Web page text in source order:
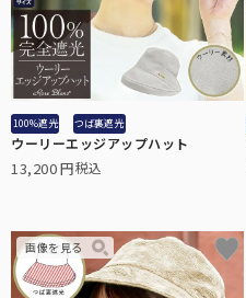
100%遮光 つば裏遮光
ウーリーエッジアップハット
13,200 税込